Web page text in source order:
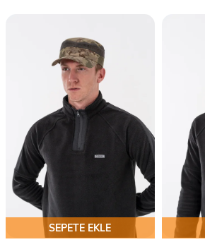
SEPETE EKLE